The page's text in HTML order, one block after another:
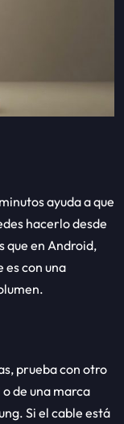
ayuda a que
hacerlo desde
que en Android,
con una
prueba con otro
de una marca
Si el cable está